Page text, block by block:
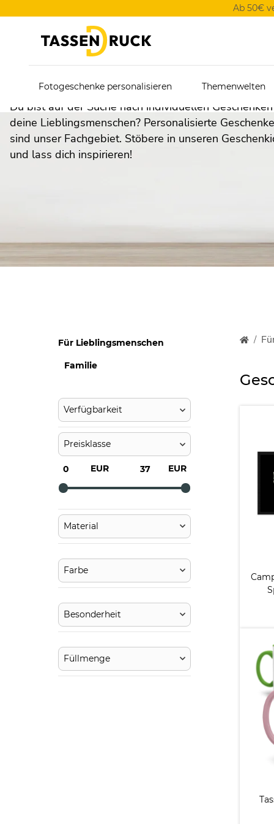
Ab 50€
Fotogeschenke personalisieren Themenwelten
Geschenkideen für die
Du bist auf der Suche nach individuellen
deine Lieblingsmenschen? Personalisierte Geschenke
sind unser Fachgebiet. Stöbere in unseren
und lass dich inspirieren!
Für Lieblingsmenschen
Familie
Verfügbarkeit
Preisklasse
EUR EUR
Material
Farbe
Besonderheit
Füllmenge